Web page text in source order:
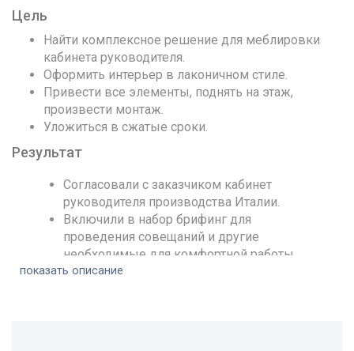
Цель
Найти комплексное решение для меблировки
кабинета руководителя.
Оформить интерьер в лаконичном стиле.
Привести все элементы, поднять на этаж,
произвести монтаж.
Уложиться в сжатые сроки.
Результат
Согласовали с заказчиком кабинет
руководителя производства Италии.
Включили в набор брифинг для
проведения совещаний и другие
необходимые для комфортной работы
элементы мебели.
показать описание